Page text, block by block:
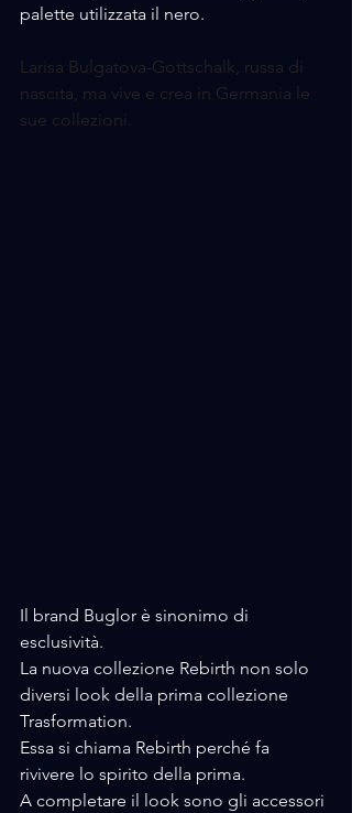
palette utilizzata il nero.
Larisa Bulgatova-Gottschalk, russa di
nascita, ma vive e crea in Germania le
sue collezioni.
Il brand Buglor è sinonimo di
esclusività.
La nuova collezione Rebirth non solo
diversi look della prima collezione
Trasformation.
Essa si chiama Rebirth perché fa
rivivere lo spirito della prima.
A completare il look sono gli accessori